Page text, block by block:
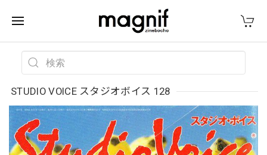
STUDIO VOICE スタジオボイス 128